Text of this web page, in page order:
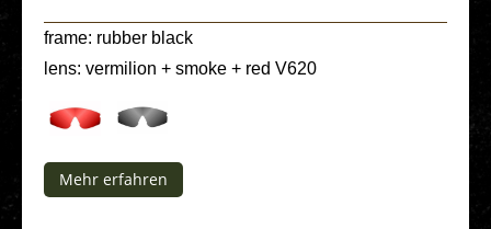
frame: rubber black
lens: ver­mi­li­on + smoke + red V620
Mehr erfah­ren